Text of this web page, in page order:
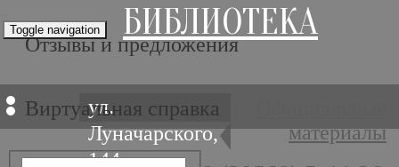
Отзывы и предложения
Виртуальная справка
материалы
ул.
Луначарского,
144
Toggle navigation БИБЛИОТЕКА